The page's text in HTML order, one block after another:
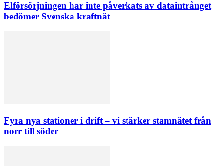
Elförsörjningen har inte påverkats av dataintrånget
bedömer Svenska kraftnät
Fyra nya stationer i drift – vi stärker stamnätet från
norr till söder